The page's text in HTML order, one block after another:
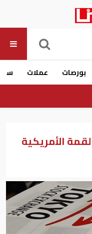
بورصات عملات
الأمريكية